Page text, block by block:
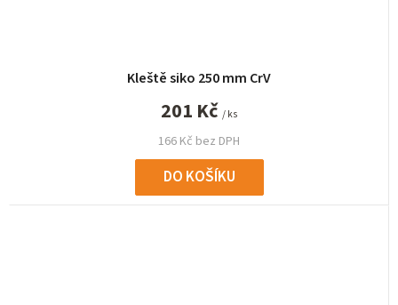
Kleště siko 250 mm CrV
166 Kč bez DPH
201 Kč / ks
DO KOŠÍKU